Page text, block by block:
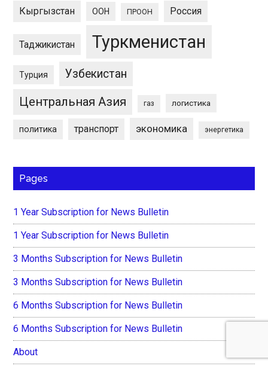
Кыргызстан ООН ПРООН Россия
Таджикистан Туркменистан
Турция Узбекистан
Центральная Азия газ логистика
политика транспорт экономика энергетика
Pages
1 Year Subscription for News Bulletin
1 Year Subscription for News Bulletin
3 Months Subscription for News Bulletin
3 Months Subscription for News Bulletin
6 Months Subscription for News Bulletin
6 Months Subscription for News Bulletin
About